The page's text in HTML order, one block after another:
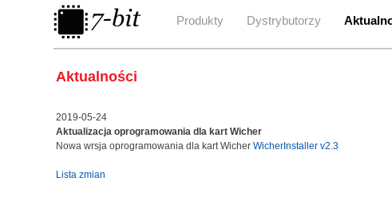
Produkty Dystrybutorzy
Aktualności
2019-05-24
Aktualizacja oprogramowania dla kart Wicher
Nowa wrsja oprogramowania dla kart WicherWicherInstaller v2.3
Lista zmian